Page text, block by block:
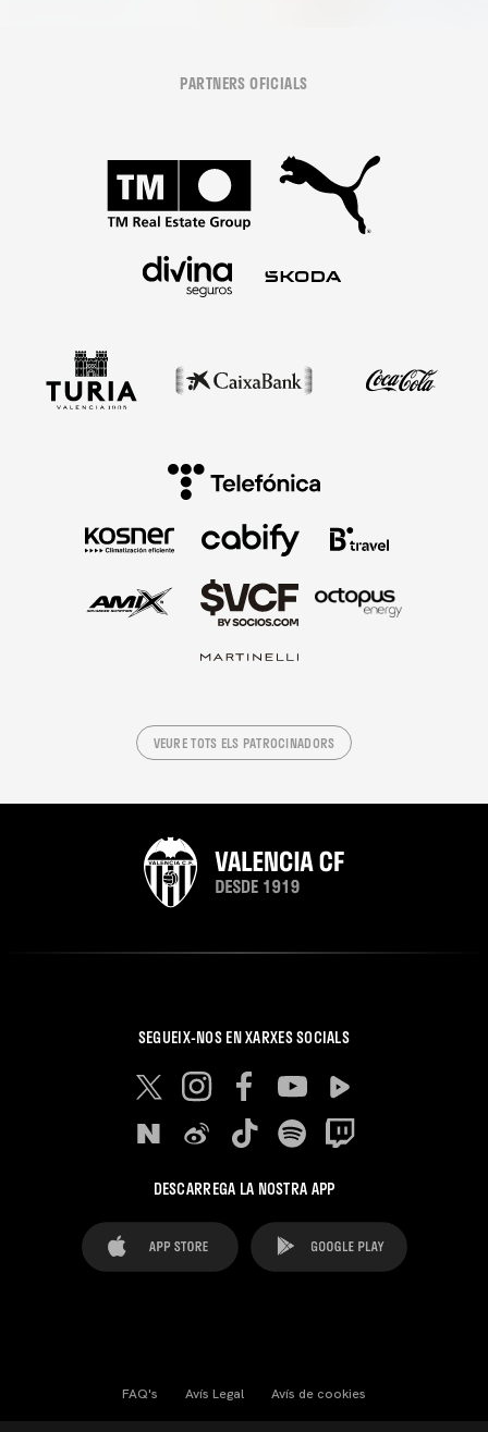
PARTNERS OFICIALS
VEURE TOTS ELS PATROCINADORS
SEGUEIX-NOS EN XARXES SOCIALS
DESCARREGA LA NOSTRA APP
FAQ's Avís Legal Avís de cookies